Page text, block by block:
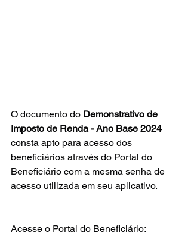
O documento do Demonstrativo de
Imposto de Renda - Ano Base 2024
consta apto para acesso dos
beneficiários através do Portal do
Beneficiário com a mesma senha de
acesso utilizada em seu aplicativo.
Acesse o Portal do Beneficiário: